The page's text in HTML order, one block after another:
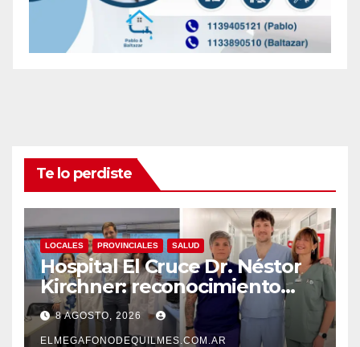
Te lo perdiste
LOCALES PROVINCIALES SALUD
Hospital El Cruce Dr. Néstor
Kirchner: reconocimiento
internacional a la calidad de
su atención
8 AGOSTO, 2026
ELMEGAFONODEQUILMES.COM.AR